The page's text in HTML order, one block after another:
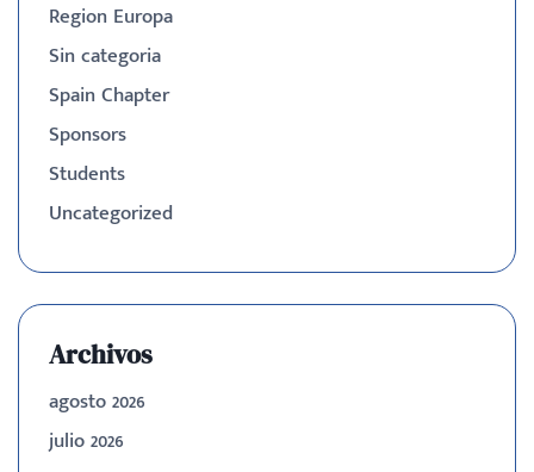
Region Europa
Sin categoria
Spain Chapter
Sponsors
Students
Uncategorized
Archivos
agosto 2026
julio 2026